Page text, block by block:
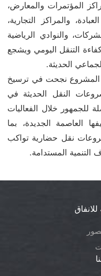
المؤتمرات والمعارض،
والمراكز التجارية،
والنوادي الرياضية
التنقل اليومي ويشجع
الحديثة.
المشروع نجحت في ترسيخ
النقل الحديثة في
خلال الفعاليات
العاصمة الجديدة، بما
نقل حضارية تواكب
المستدامة.